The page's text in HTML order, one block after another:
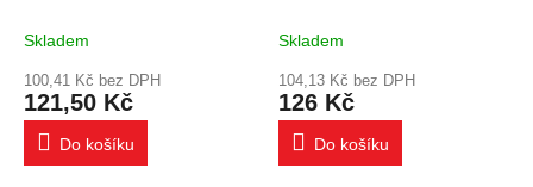
Skladem
100,41 Kč bez DPH
121,50 Kč
Do košíku
Skladem
104,13 Kč bez DPH
126 Kč
Do košíku